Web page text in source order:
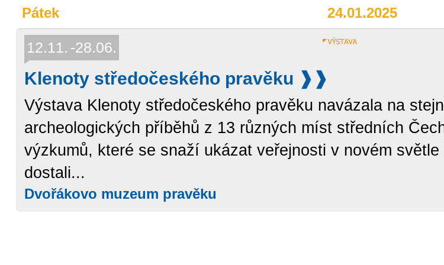
24.01.2025
Pátek
12.11. 28.06.
Klenoty středočeského pravěku
Výstava Klenoty středočeského pravěku navázala na
archeologických příběhů z 13 různých míst středních
výzkumů, které se snaží ukázat veřejnosti v novém
dostali...
Dvořákovo muzeum pravěku